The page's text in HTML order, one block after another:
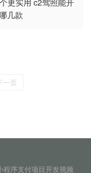
几款
一页
程序支付项目开发视频